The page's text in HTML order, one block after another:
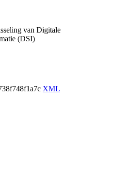
van Digitale
(DSI)
XML